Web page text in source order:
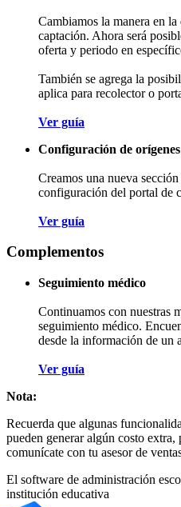
Cambiamos la manera en la
captación. Ahora será
oferta y periodo en
También se agrega la
aplica para recolector o
Ver guía
Configuración de
Creamos una nueva
configuración del portal de
Ver guía
Complementos
Seguimiento médico
Continuamos con nuestras
seguimiento médico.
desde la información de un
Ver guía
Nota:
Recuerda que algunas
pueden generar algún costo
comunícate con tu asesor de
El software de administración
institución educativa